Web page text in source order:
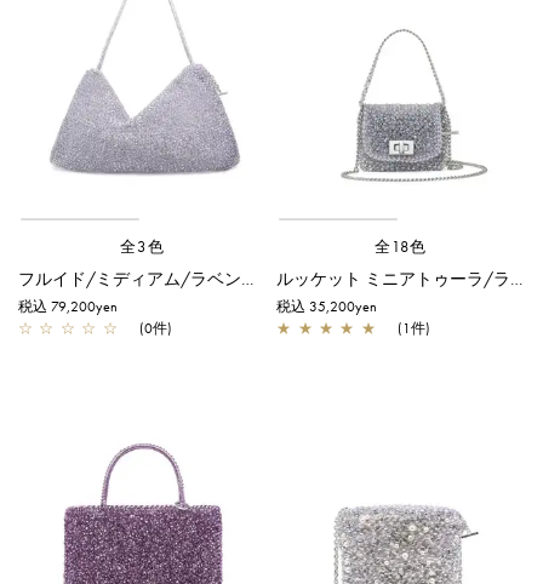
全3色
フルイド/ミディアム/ラベンダーシルバー
税込 79,200yen
☆ ☆ ☆ ☆ ☆ (0件)
全18色
ルッケット ミニアトゥーラ/ラベンダーシルバー
税込 35,200yen
★ ★ ★ ★ ★ (1件)